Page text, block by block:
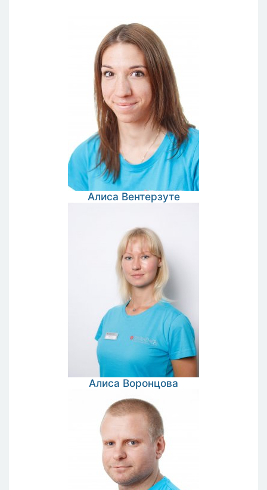
Алиса Вентерзуте
Алиса Воронцова